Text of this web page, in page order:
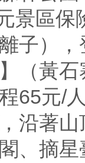
景區
子）
黃石
65元/
沿著
、摘